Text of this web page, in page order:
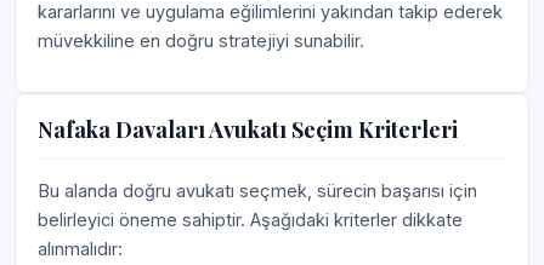
kararlarını ve uygulama eğilimlerini yakından takip ederek
müvekkiline en doğru stratejiyi sunabilir.
Nafaka Davaları Avukatı Seçim Kriterleri
Bu alanda doğru avukatı seçmek, sürecin başarısı için
belirleyici öneme sahiptir. Aşağıdaki kriterler dikkate
alınmalıdır: